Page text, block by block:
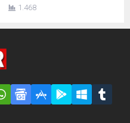
açıldı. Şırnak’ın Cizre
açıldı. Radikal’den İdris
Emen’in haberine göre, 1
1.468